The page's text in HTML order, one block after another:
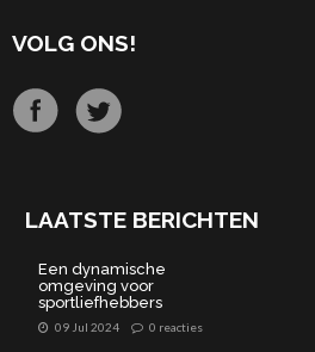
VOLG ONS!
LAATSTE BERICHTEN
Een dynamische
omgeving voor
sportliefhebbers
09 Jul 2024 0 reacties